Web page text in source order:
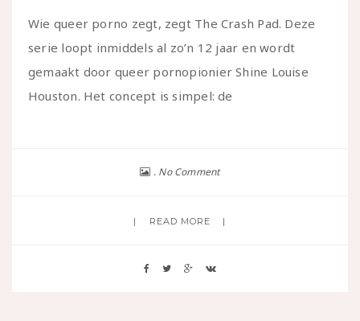
Wie queer porno zegt, zegt The Crash Pad. Deze
serie loopt inmiddels al zo’n 12 jaar en wordt
gemaakt door queer pornopionier Shine Louise
Houston. Het concept is simpel: de
No Comment
READ MORE